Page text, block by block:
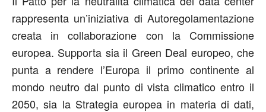
rappresenta un’iniziativa di Autoregolamentazione
creata in collaborazione con la Commissione
europea. Supporta sia il Green Deal europeo, che
punta a rendere l’Europa il primo continente al
mondo neutro dal punto di vista climatico entro il
2050, sia la Strategia europea in materia di dati,